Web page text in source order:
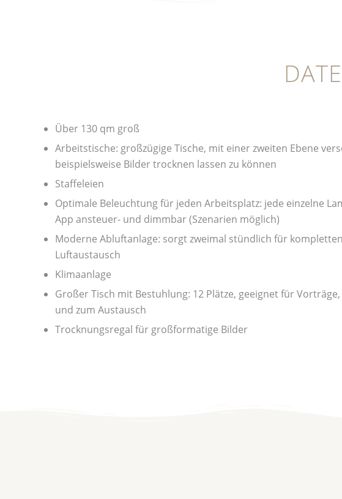
Über 130 qm groß
Arbeitstische: großzügige Tische, mit einer zweiten Ebene
beispielsweise Bilder trocknen lassen zu können
Staffeleien
Optimale Beleuchtung für jeden Arbeitsplatz: jede einzelne
App ansteuer- und dimmbar (Szenarien möglich)
Moderne Abluftanlage: sorgt zweimal stündlich für kompletten
Luftaustausch
Klimaanlage
Großer Tisch mit Bestuhlung: 12 Plätze, geeignet für Vorträge,
und zum Austausch
Trocknungsregal für großformatige Bilder